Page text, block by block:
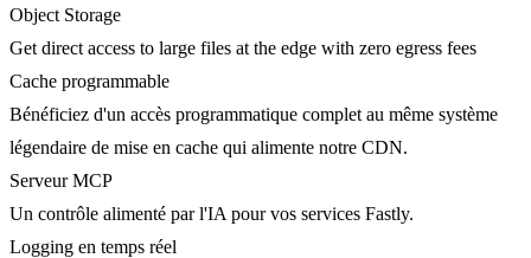
Object Storage
Get direct access to large files at the edge with zero egress fees
Cache programmable
Bénéficiez d'un accès programmatique complet au même système
légendaire de mise en cache qui alimente notre CDN.
Serveur MCP
Un contrôle alimenté par l'IA pour vos services Fastly.
Logging en temps réel